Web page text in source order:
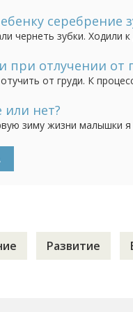
ногти. Сейчас дочке 3
серебрение
чернеть зубки. Ходили
ли делать процедуру
при отлучении от
от груди. К
уменьшились до
нет?
зиму жизни малышки
2 года и гуляем регулярно?
Развитие